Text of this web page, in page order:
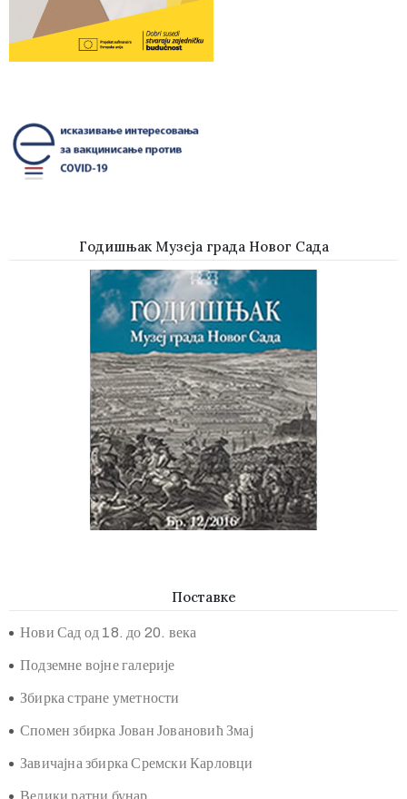
Годишњак Музеја града Новог Сада
Нови Сад од 18. до 20. века
Подземне војне галерије
Збирка стране уметности
Спомен збирка Јован Јовановић Змај